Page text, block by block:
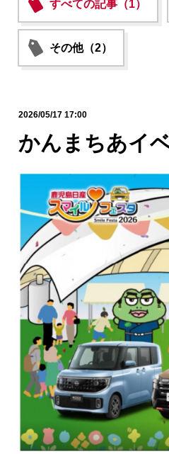
すべての記事（1）
その他（2）
2026/05/17 17:00
かんまちあイ